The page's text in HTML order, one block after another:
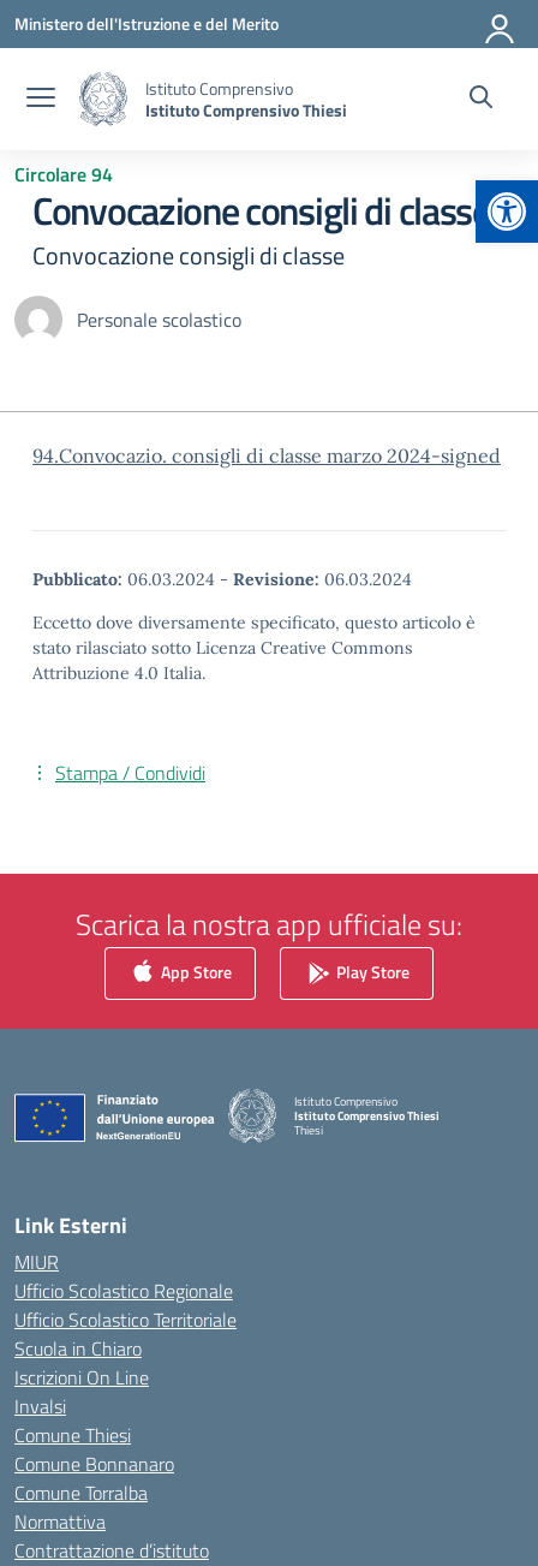
Vai ai contenuti
Vai al menu di navigazione
Vai al footer
Ministero dell'Istruzione e del Merito
Istituto Comprensivo
Istituto Comprensivo Thiesi
Circolare 94
Convocazione consigli di classe
Convocazione consigli di classe
Personale scolastico
94.Convocazio. consigli di classe marzo 2024-signed
Pubblicato: 06.03.2024 - Revisione: 06.03.2024
Eccetto dove diversamente specificato, questo articolo è
stato rilasciato sotto Licenza Creative Commons
Attribuzione 4.0 Italia.
Stampa / Condividi
Scarica la nostra app ufficiale su:
App Store Play Store
Istituto Comprensivo
Istituto Comprensivo Thiesi
Thiesi
Link Esterni
MIUR
Ufficio Scolastico Regionale
Ufficio Scolastico Territoriale
Scuola in Chiaro
Iscrizioni On Line
Invalsi
Comune Thiesi
Comune Bonnanaro
Comune Torralba
Normattiva
Contrattazione d’istituto